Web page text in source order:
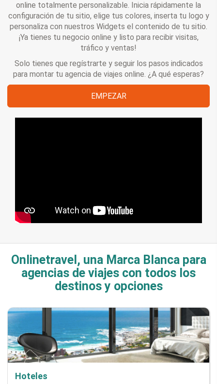
online totalmente personalizable. Inicia rápidamente la
configuración de tu sitio, elige tus colores, inserta tu logo y
personaliza con nuestros Widgets el contenido de tu sitio.
¡Ya tienes tu negocio online y listo para recibir visitas,
tráfico y ventas!
Solo tienes que regístrarte y seguir los pasos indicados
para montar tu agencia de viajes online. ¿A qué esperas?
EMPEZAR
Onlinetravel, una Marca Blanca para
agencias de viajes con todos los
destinos y opciones
Hoteles